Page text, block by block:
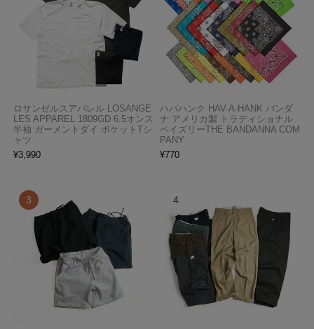
ロサンゼルスアパレル LOSANGE
LES APPAREL 1809GD 6.5オンス
半袖 ガーメントダイ ポケットTシ
ャツ
¥3,990
ハバハンク HAV-A-HANK バンダ
ナ アメリカ製 トラディショナル
ペイズリーTHE BANDANNA COM
PANY
¥770